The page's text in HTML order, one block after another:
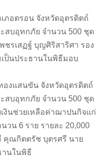
ภอตรอน จังหวัดอุตรดิตถ์
สบอุทกภัย จำนวน 500 ชุด
ชรเสฏฐ์ บุญศิริสาริศา รอง
ป็นประธานในพิธีมอบ
องแสนขัน จังหวัดอุตรดิตถ์
สบอุทกภัย จำนวน 500 ชุด
งินช่วยเหลือค่าฌาปนกิจแก่
วน 6 ราย รายละ 20,000
คุณกิตตรัช บุตรศรี นาย
านในพิธี